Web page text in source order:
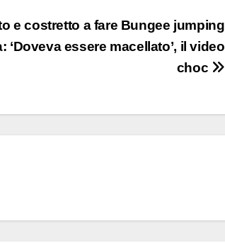
e costretto a fare Bungee jumping
‘Doveva essere macellato’, il video
choc